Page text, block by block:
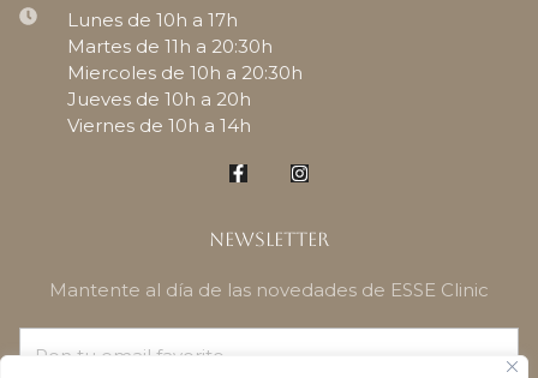
Lunes de 10h a 17h
Martes de 11h a 20:30h
Miercoles de 10h a 20:30h
Jueves de 10h a 20h
Viernes de 10h a 14h
Newsletter
Mantente al día de las novedades de ESSE Clinic